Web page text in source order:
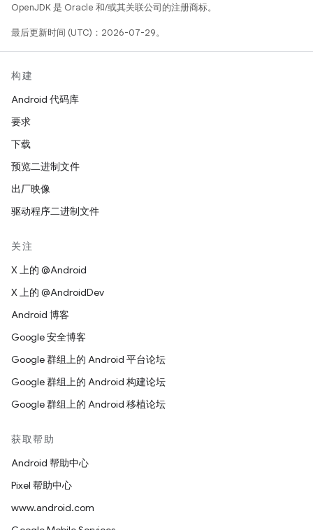
OpenJDK 是 Oracle 和/或其关联公司的注册商标。
最后更新时间 (UTC)：2026-07-29。
构建
Android 代码库
要求
下载
预览二进制文件
出厂映像
驱动程序二进制文件
关注
X 上的 @Android
X 上的 @AndroidDev
Android 博客
Google 安全博客
Google 群组上的 Android 平台论坛
Google 群组上的 Android 构建论坛
Google 群组上的 Android 移植论坛
获取帮助
Android 帮助中心
Pixel 帮助中心
www.android.com